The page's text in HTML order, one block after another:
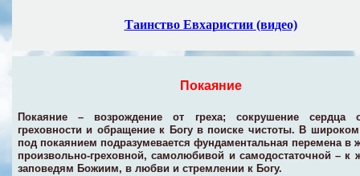
Таинство Евхаристии (видео)
Покаяние
Покаяние – возрождение от греха; сокрушение сердца
греховности и обращение к Богу в поиске чистоты. В
под покаянием подразумевается фундаментальная перемена в
произвольно-греховной, самолюбивой и самодостаточной – к
заповедям Божиим, в любви и стремлении к Богу.